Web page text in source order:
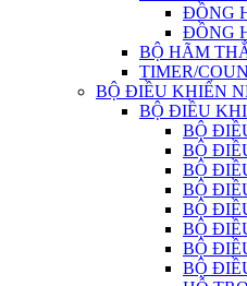
ĐỒNG
ĐỒNG
BỘ HÃM
TIMER/
BỘ ĐIỀU KHIỂN
BỘ ĐIỀU
BỘ
BỘ
BỘ
BỘ
BỘ
BỘ
BỘ
BỘ